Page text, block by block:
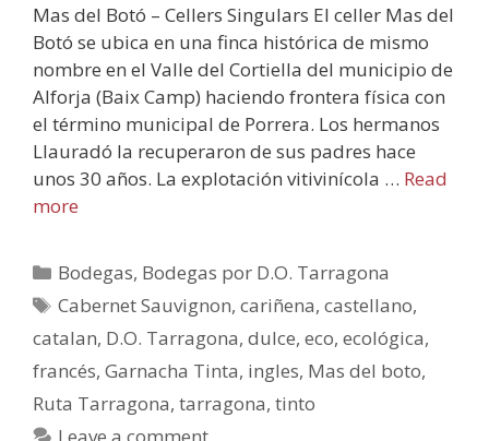
Mas del Botó – Cellers Singulars El celler Mas del
Botó se ubica en una finca histórica de mismo
nombre en el Valle del Cortiella del municipio de
Alforja (Baix Camp) haciendo frontera física con
el término municipal de Porrera. Los hermanos
Llauradó la recuperaron de sus padres hace
unos 30 años. La explotación vitivinícola … Read
more
Bodegas, Bodegas por D.O. Tarragona
Cabernet Sauvignon,cariñena,castellano,
catalan, D.O. Tarragona, dulce, eco, ecológica,
francés, Garnacha Tinta, ingles, Mas del boto,
Ruta Tarragona, tarragona, tinto